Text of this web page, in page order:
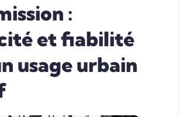
:
et fiabilité
usage urbain